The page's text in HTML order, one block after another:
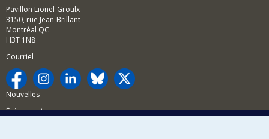
Pavillon Lionel-Groulx
3150, rue Jean-Brillant
Montréal QC
H3T 1N8
Courriel
Nouvelles
Événements